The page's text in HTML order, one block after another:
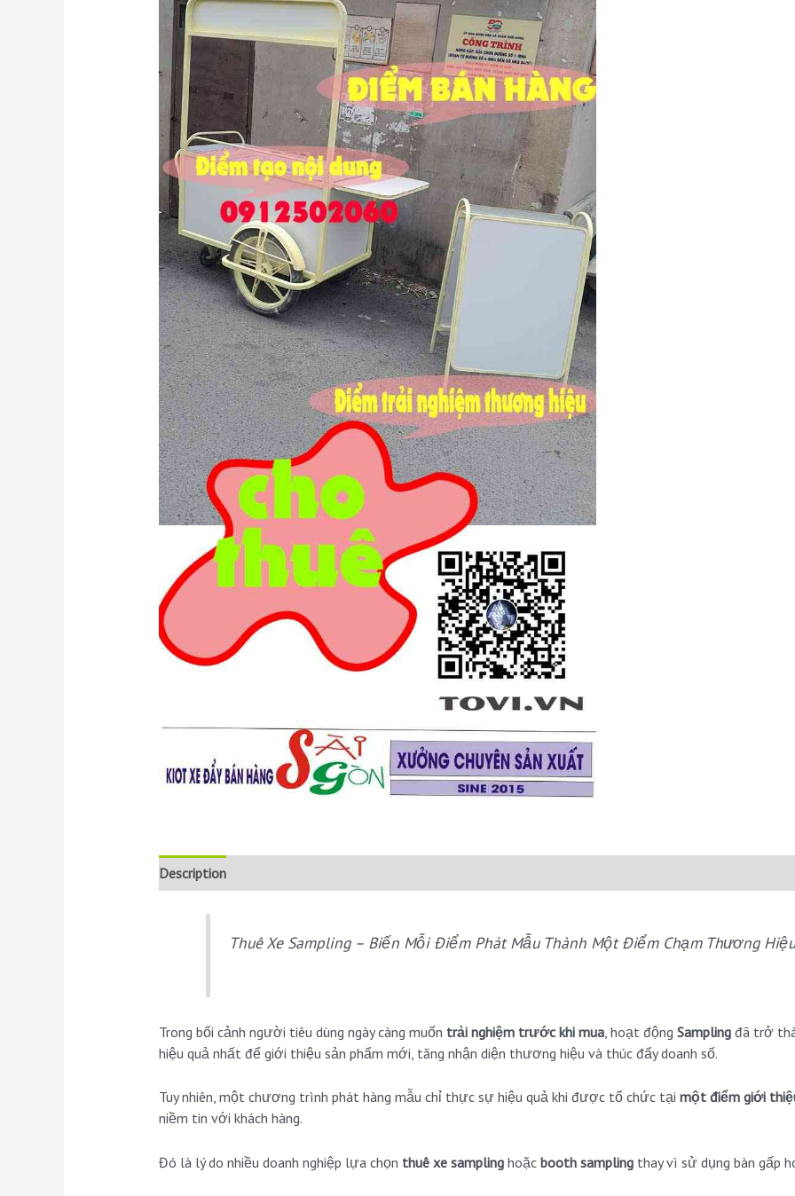
Description
Thuê Xe Sampling – Biến Mỗi Điểm Phát Mẫu Thành Một Điểm Chạm Thương Hiệu
Trong bối cảnh người tiêu dùng ngày càng muốn trải nghiệm trước khi mua, hoạt động Samplingđã trở
hiệu quả nhất để giới thiệu sản phẩm mới, tăng nhận diện thương hiệu và thúc đẩy doanh số.
Tuy nhiên, một chương trình phát hàng mẫu chỉ thực sự hiệu quả khi được tổ chức tại một điểm giới
niềm tin với khách hàng.
Đó là lý do nhiều doanh nghiệp lựa chọn thuê xe samplinghoặc booth samplingthay vì sử dụng bàn gấp